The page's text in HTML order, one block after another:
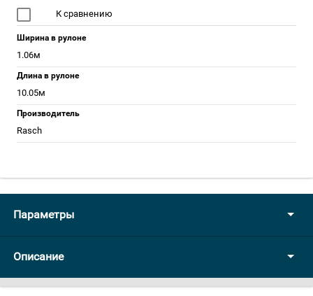
К сравнению
Ширина в рулоне
1.06м
Длина в рулоне
10.05м
Производитель
Rasch
Параметры
Описание